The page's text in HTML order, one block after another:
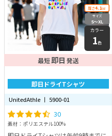
厚さ4.1oz
サイズ
S〜XL
カラー
1色
最短即日 発送
即日ドライTシャツ
UnitedAthle 丨 5900-01
30
素材：ポリエステル100%